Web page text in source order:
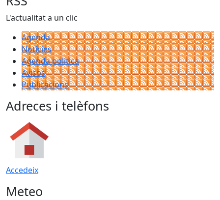
L'actualitat a un clic
Agenda
Notícies
Agenda política
Avisos
Publicacions
Adreces i telèfons
Accedeix
Meteo